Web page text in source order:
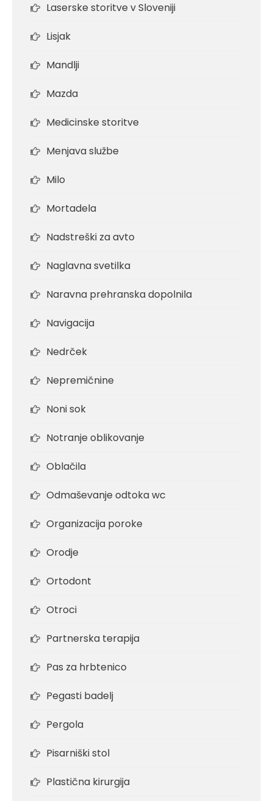
Laserske storitve v Sloveniji
Lisjak
Mandlji
Mazda
Medicinske storitve
Menjava službe
Milo
Mortadela
Nadstreški za avto
Naglavna svetilka
Naravna prehranska dopolnila
Navigacija
Nedrček
Nepremičnine
Noni sok
Notranje oblikovanje
Oblačila
Odmaševanje odtoka wc
Organizacija poroke
Orodje
Ortodont
Otroci
Partnerska terapija
Pas za hrbtenico
Pegasti badelj
Pergola
Pisarniški stol
Plastična kirurgija